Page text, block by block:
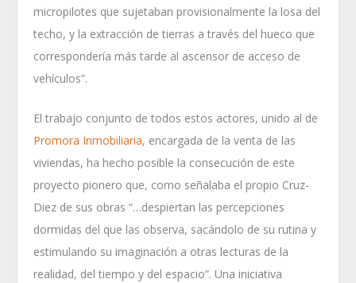
micropilotes que sujetaban provisionalmente la losa del
techo, y la extracción de tierras a través del hueco que
correspondería más tarde al ascensor de acceso de
vehículos”.
El trabajo conjunto de todos estos actores, unido al de
Promora Inmobiliaria, encargada de la venta de las
viviendas, ha hecho posible la consecución de este
proyecto pionero que, como señalaba el propio Cruz-
Diez de sus obras “…despiertan las percepciones
dormidas del que las observa, sacándolo de su rutina y
estimulando su imaginación a otras lecturas de la
realidad, del tiempo y del espacio”. Una iniciativa